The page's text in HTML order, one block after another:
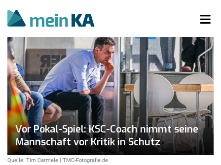
Vor Pokal-Spiel: KSC-Coach nimmt seine
Mannschaft vor Kritik in Schutz
Quelle: Tim Carmele | TMC-Fotografie.de